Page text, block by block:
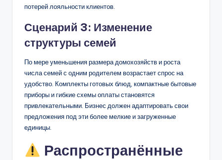
потерей лояльности клиентов.
Сценарий 3: Изменение
структуры семей
По мере уменьшения размера домохозяйств и роста
числа семей с одним родителем возрастает спрос на
удобство. Комплекты готовых блюд, компактные бытовые
приборы и гибкие схемы оплаты становятся
привлекательными. Бизнес должен адаптировать свои
предложения под эти более мелкие и загруженные
единицы.
Распространённые